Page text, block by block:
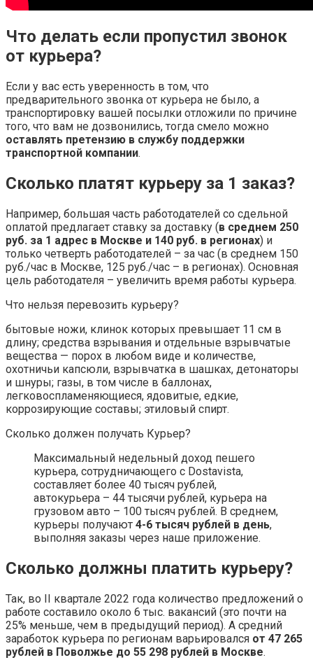
Что делать если пропустил звонок
от курьера?
Если у вас есть уверенность в том, что
предварительного звонка от курьера не было, а
транспортировку вашей посылки отложили по причине
того, что вам не дозвонились, тогда смело можно
оставлять претензию в службу поддержки
транспортной компании.
Сколько платят курьеру за 1 заказ?
Например, большая часть работодателей со сдельной
оплатой предлагает ставку за доставку (в среднем 250
руб. за 1 адрес в Москве и 140 руб. в регионах) и
только четверть работодателей – за час (в среднем 150
руб./час в Москве, 125 руб./час – в регионах). Основная
цель работодателя – увеличить время работы курьера.
Что нельзя перевозить курьеру?
бытовые ножи, клинок которых превышает 11 см в
длину; средства взрывания и отдельные взрывчатые
вещества — порох в любом виде и количестве,
охотничьи капсюли, взрывчатка в шашках, детонаторы
и шнуры; газы, в том числе в баллонах,
легковоспламеняющиеся, ядовитые, едкие,
коррозирующие составы; этиловый спирт.
Сколько должен получать Курьер?
Максимальный недельный доход пешего
курьера, сотрудничающего с Dostavista,
составляет более 40 тысяч рублей,
автокурьера – 44 тысячи рублей, курьера на
грузовом авто – 100 тысяч рублей. В среднем,
курьеры получают 4-6 тысяч рублей в день,
выполняя заказы через наше приложение.
Сколько должны платить курьеру?
Так, во II квартале 2022 года количество предложений о
работе составило около 6 тыс. вакансий (это почти на
25% меньше, чем в предыдущий период). А средний
заработок курьера по регионам варьировался от 47 265
рублей в Поволжье до 55 298 рублей в Москве.